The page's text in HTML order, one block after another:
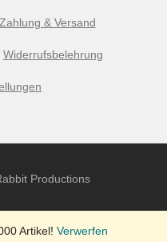
Artikel! Verwerfen
Zahlung & Versand
Widerrufsbelehrung
Productions